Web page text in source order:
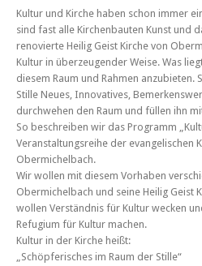
Kultur und Kirche haben schon immer
sind fast alle Kirchenbauten Kunst und
renovierte Heilig Geist Kirche von
Kultur in überzeugender Weise. Was
diesem Raum und Rahmen anzubieten.
Stille Neues, Innovatives,
durchwehen den Raum und füllen ihn
So beschreiben wir das Programm
Veranstaltungsreihe der evangelischen
Obermichelbach.
Wir wollen mit diesem Vorhaben
Obermichelbach und seine Heilig Geist
wollen Verständnis für Kultur wecken
Refugium für Kultur machen.
Kultur in der Kirche heißt:
„Schöpferisches im Raum der Stille“